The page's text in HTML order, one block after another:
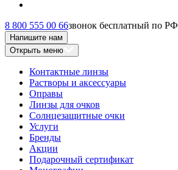
8 800 555 00 66звонок бесплатный по РФ
Напишите нам
Открыть меню
Контактные линзы
Растворы и аксессуары
Оправы
Линзы для очков
Солнцезащитные очки
Услуги
Бренды
Акции
Подарочный сертификат